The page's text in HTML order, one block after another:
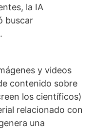
la IA
buscar
y videos
contenido sobre
los científicos)
relacionado con
una